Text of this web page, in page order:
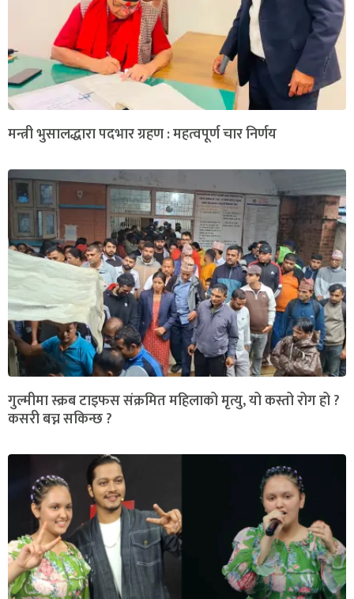
मन्त्री भुसालद्धारा पदभार ग्रहण : महत्वपूर्ण चार निर्णय
गुल्मीमा स्क्रब टाइफस संक्रमित महिलाको मृत्यु, यो कस्तो रोग हो ?
कसरी बच्न सकिन्छ ?